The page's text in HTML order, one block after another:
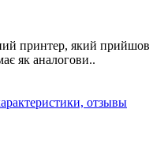
принтер, який прийшов
як аналогови..